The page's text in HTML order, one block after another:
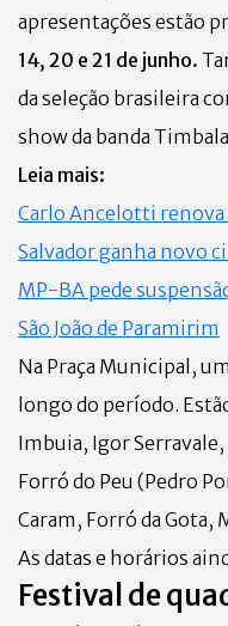
apresentações estão
14, 20 e 21 de junho.
da seleção brasileira
show da banda
Leia mais:
Carlo Ancelotti
Salvador ganha novo
MP-BA pede
São João de Paramirim
Na Praça Municipal,
longo do período.
Imbuia, Igor
Forró do Peu (Pedro
Caram, Forró da Gota,
As datas e horários
Festival de